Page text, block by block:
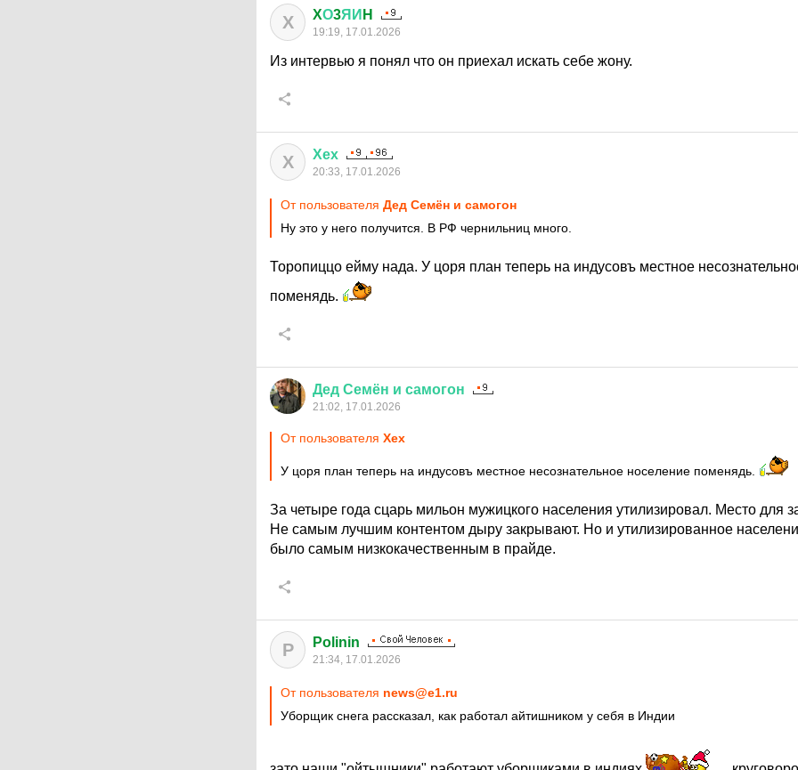
X XО3ЯИ H
19:19, 17.01.2026
Из интервью я понял что он приехал искать себе жону.
Х Хех
20:33, 17.01.2026
От пользователя Дед Семён и самогон
Ну это у него получится. В РФ чернильниц много.
Торопиццо ейму нада. У цоря план теперь на индусовъ местное
поменядь.
Дед Семён и самогон
21:02, 17.01.2026
От пользователя Хех
У цоря план теперь на индусовъ местное несознательное носеление поменядь.
За четыре года сцарь мильон мужицкого населения утилизировал. Место для
Не самым лучшим контентом дыру закрывают. Но и утилизированное
было самым низкокачественным в прайде.
P Polinin
21:34, 17.01.2026
От пользователя news@e1.ru
Уборщик снега рассказал, как работал айтишником у себя в Индии